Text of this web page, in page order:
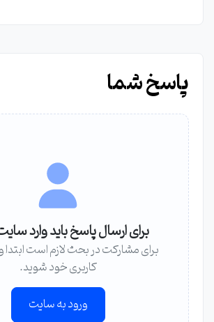
پاسخ شما
برای ارسال پاسخ باید وارد
برای مشارکت در بحث لازم است ابتدا
کاربری خود شوید.
ورود به سایت